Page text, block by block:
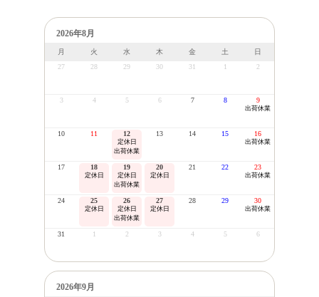
2026年8月
月 火 水 木 金 土
日
27
28 29 30 31 1 2
3 4 5 6 7 8 9
出荷休業
10 11 12
定休日
出荷休業
13 14 15 16
出荷休業
17 18
定休日
19
定休日
出荷休業
20
定休日
21 22 23
出荷休業
24 25
定休日
26
定休日
出荷休業
27
定休日
28 29 30
出荷休業
31 1 2 3 4 5 6
2026年9月